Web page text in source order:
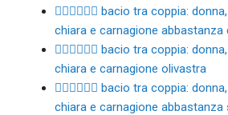
👩🏻‍❤️‍💋‍👩🏼 bacio tra coppia:
chiara e carnagione abbastanza
👩🏻‍❤️‍💋‍👩🏽 bacio tra coppia:
chiara e carnagione olivastra
👩🏻‍❤️‍💋‍👩🏾 bacio tra coppia:
chiara e carnagione abbastanza